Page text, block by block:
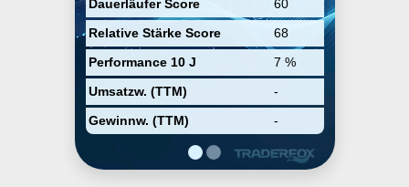
Dauerläufer Score
60
Relative Stärke Score
68
Performance 10 J
7 %
Umsatzw. (TTM)
-
Gewinnw. (TTM)
-